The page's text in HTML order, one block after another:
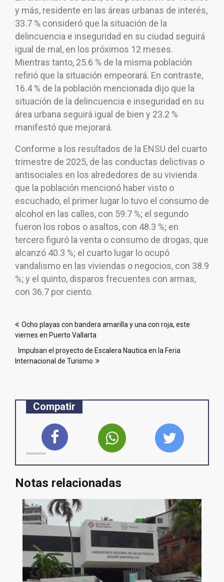
y más, residente en las áreas urbanas de interés,
33.7 % consideró que la situación de la
delincuencia e inseguridad en su ciudad seguirá
igual de mal, en los próximos 12 meses.
Mientras tanto, 25.6 % de la misma población
refirió que la situación empeorará. En contraste,
16.4 % de la población mencionada dijo que la
situación de la delincuencia e inseguridad en su
área urbana seguirá igual de bien y 23.2 %
manifestó que mejorará.
Conforme a los resultados de la ENSU del cuarto
trimestre de 2025, de las conductas delictivas o
antisociales en los alrededores de su vivienda
que la población mencionó haber visto o
escuchado, el primer lugar lo tuvo el consumo de
alcohol en las calles, con 59.7 %; el segundo
fueron los robos o asaltos, con 48.3 %; en
tercero figuró la venta o consumo de drogas, que
alcanzó 40.3 %; el cuarto lugar lo ocupó
vandalismo en las viviendas o negocios, con 38.9
%; y el quinto, disparos frecuentes con armas,
con 36.7 por ciento.
de
entradas
Ocho playas con bandera amarilla y una con roja, este
viernes en Puerto Vallarta
Impulsan el proyecto de Escalera Nautica en la Feria
Internacional de Turismo
Compatir
Notas relacionadas